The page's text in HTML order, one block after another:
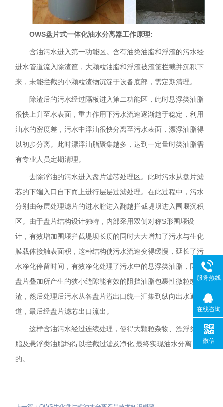
OWS盘片式一体化油水分离器工作原理:
含油污水进入第一功能区。含有油类油脂和浮渣的污水经
进水管道流入除渣筐，大颗粒油脂和浮渣被渣筐拦截并沉积下
来，未能拦截的小颗粒渣物沉淀于设备底部，需定期清理。
除渣后的污水经过隔板进入第二功能区，此时悬浮类油脂
很快上升至水表面，重力作用下污水流速逐渐趋于稳定，利用
油水的密度差，污水中浮油很快分离至污水表面，漂浮油脂得
以初步分离。此时漂浮油脂聚集越多，达到一定量时类油脂需
有专业人员定期清理。
去除浮油的污水进入盘片滤芯处理区。此时污水从盘片滤
芯的下端入口自下而上进行层层过滤处理。在此过程中，污水
分别由每层处理滤片的进水腔进入翻越拦截堤坝进入围堰沉积
区。由于盘片结构设计独特，内部采用双侧对称S形围堰设
计，有效增加围堰拦截堤坝长度的同时大大增加了污水与生化
膜载体接触表面积，这种结构使污水流速变得缓慢，延长了污
水净化停留时间，有效净化处理了污水中的悬浮类油脂，同时
盘片叠加所产生的狭小缝隙能有效的阻挡油脂包裹性微粒或细
渣，然后处理后污水从各盘片溢出口统一汇集到纵向出水通
道，最后经盘片滤芯出口流出。
这样含油污水经过连续处理，使得大颗粒杂物、漂浮类油
脂及悬浮类油脂均得以拦截过滤及净化,最终实现油水分离目
的。
服务热线
在线咨询
微信